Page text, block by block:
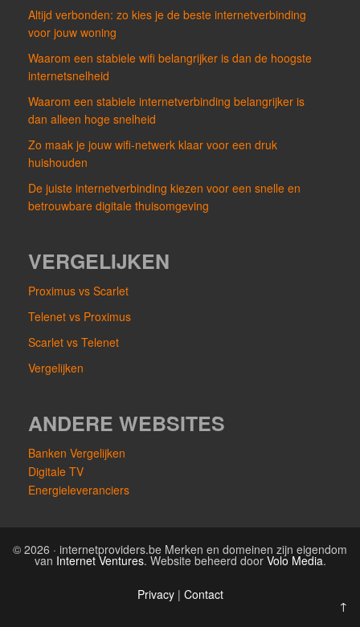
Altijd verbonden: zo kies je de beste internetverbinding
voor jouw woning
Waarom een stabiele wifi belangrijker is dan de hoogste
internetsnelheid
Waarom een stabiele internetverbinding belangrijker is
dan alleen hoge snelheid
Zo maak je jouw wifi-netwerk klaar voor een druk
huishouden
De juiste internetverbinding kiezen voor een snelle en
betrouwbare digitale thuisomgeving
VERGELIJKEN
Proximus vs Scarlet
Telenet vs Proximus
Scarlet vs Telenet
Vergelijken
ANDERE WEBSITES
Banken Vergelijken
Digitale TV
Energieleveranciers
© 2026 · internetproviders.be Merken en domeinen zijn eigendom
van Internet Ventures. Website beheerd door Volo Media.
Privacy | Contact
↑